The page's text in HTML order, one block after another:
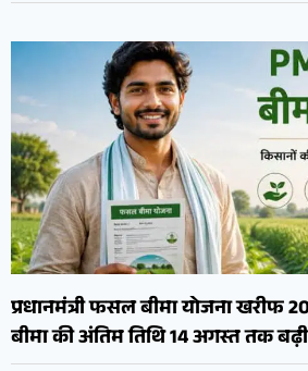
प्रधानमंत्री फसल बीमा योजना
बीमा की अंतिम तिथि 14 अगस्त तक बढ़ी